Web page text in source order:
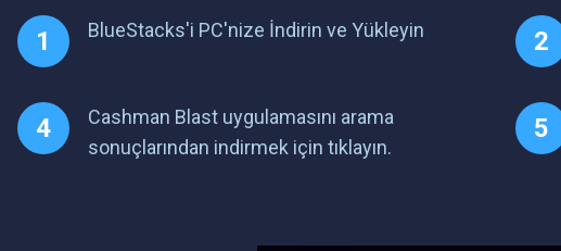
BlueStacks'i PC'nize İndirin ve Yükleyin
Cashman Blast uygulamasını arama
sonuçlarından indirmek için tıklayın.